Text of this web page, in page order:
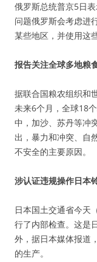
俄罗斯总统普京5日
问题俄罗斯会考虑进
某些地区，并使用这
报告关注全球多地粮
据联合国粮农组织和
未来6个月，全球18
中，加沙、苏丹等冲
出，暴力和冲突、自
不安全的主要原因。
涉认证违规操作日本
日本国土交通省今天
行了内部检查。这是
外，据日本媒体报道
的生产。